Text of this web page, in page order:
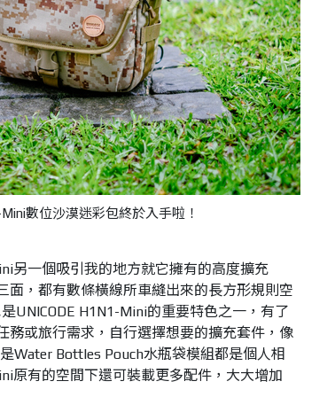
數位沙漠迷彩包終於入手啦！
另一個吸引我的地方就它擁有的高度擴充
面，都有數條橫線所車縫出來的長方形規則空
UNICODE H1N1-Mini的重要特色之一，有了
務或旅行需求，自行選擇想要的擴充套件，像
Water Bottles Pouch水瓶袋模組都是個人相
原有的空間下還可裝載更多配件，大大增加